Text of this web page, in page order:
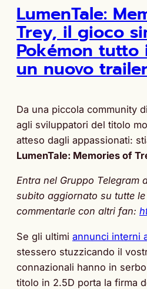
LumenTale:
Trey, il gioco
Pokémon tutto
un nuovo
Da una piccola community
agli sviluppatori del titolo
atteso dagli appassionati:
LumenTale: Memories of
Entra nel Gruppo Telegram
subito aggiornato su tutte
commentarle con altri fan:
Se gli ultimi annunci interni
stessero stuzzicando il
connazionali hanno in
titolo in 2.5D porta la firma